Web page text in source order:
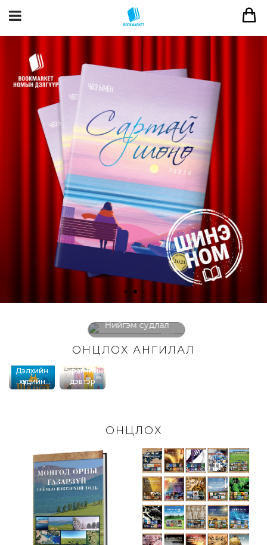
2
Нийгэм судлал
ОНЦЛОХ АНГИЛАЛ
Дэлхийн
хүүхдийн
шилмэл
Сурагчийн
дэвтэр
ОНЦЛОХ